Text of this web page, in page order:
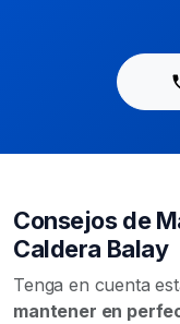
Consejos de
Caldera Balay
Tenga en cuenta
mantener en